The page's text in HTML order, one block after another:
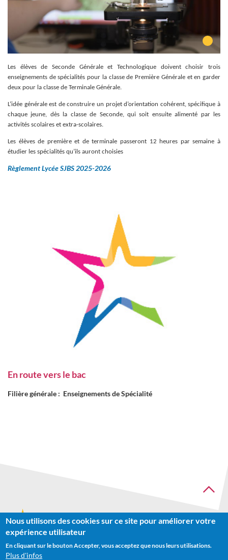
Les élèves de Seconde Générale et Technologique doivent choisir trois
enseignements de spécialités pour la classe de Première Générale et en garder
deux pour la classe de Terminale Générale.
L’idée générale est de construire un projet d’orientation cohérent, spécifique à
chaque jeune, dès la classe de Seconde, qui soit ensuite alimenté par les
activités scolaires et extra-scolaires.
Les élèves de première et de terminale passeront 12 heures par semaine à
étudier les spécialités qu’ils auront choisies
Règlement Lycée SJBS 2025-2026
En route vers le bac
Filière générale : Enseignements de Spécialité
Nous utilisons des cookies sur ce site pour améliorer votre
expérience utilisateur
En cliquant sur le bouton Accepter, vous acceptez que nous leurs utilisations.
Plus d'infos